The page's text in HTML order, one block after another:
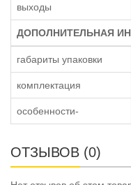
выходы
ДОПОЛНИТЕЛЬНАЯ
габариты упаковки
комплектация
особенности-
ОТЗЫВОВ (0)